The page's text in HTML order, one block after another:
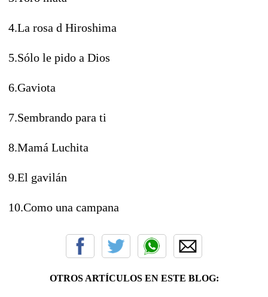
4.La rosa d Hiroshima
5.Sólo le pido a Dios
6.Gaviota
7.Sembrando para ti
8.Mamá Luchita
9.El gavilán
10.Como una campana
OTROS ARTÍCULOS EN ESTE BLOG: